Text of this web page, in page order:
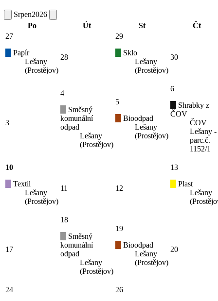
Srpen2026
Po
Út St
Čt
27
Papír
Lešany
(Prostějov)
28
29
Sklo
Lešany
(Prostějov)
30
3
4
Směsný
komunální
odpad
Lešany
(Prostějov)
5
Bioodpad
Lešany
(Prostějov)
6
Shrabky z
ČOV
ČOV
Lešany -
parc.č.
1152/1
10
Textil
Lešany
(Prostějov)
11 12
13
Plast
Lešany
17
18
Směsný
komunální
odpad
Lešany
(Prostějov)
19
Bioodpad
Lešany
(Prostějov)
20
24
26